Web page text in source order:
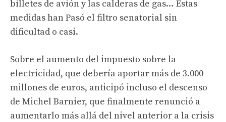
billetes de avión y las calderas de gas… Estas
medidas han Pasó el filtro senatorial sin
dificultad o casi.
Sobre el aumento del impuesto sobre la
electricidad, que debería aportar más de 3.000
millones de euros, anticipó incluso el descenso
de Michel Barnier, que finalmente renunció a
aumentarlo más allá del nivel anterior a la crisis